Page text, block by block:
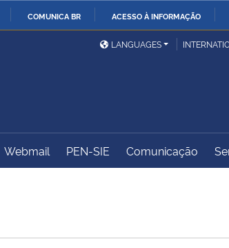
COMUNICA BR ACESSO À INFORMAÇÃO
Ministério das Relações
Exteriores
Controladoria-Geral da
LANGUAGES
Webmail PEN-SIE Comunicação